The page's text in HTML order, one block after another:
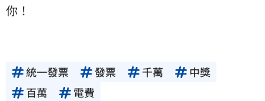
你！
統一發票 發票 千萬
中獎
百萬
電費